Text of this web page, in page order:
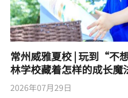
常州威雅夏校 | 玩到“不
林学校藏着怎样的成长魔
2026年07月29日